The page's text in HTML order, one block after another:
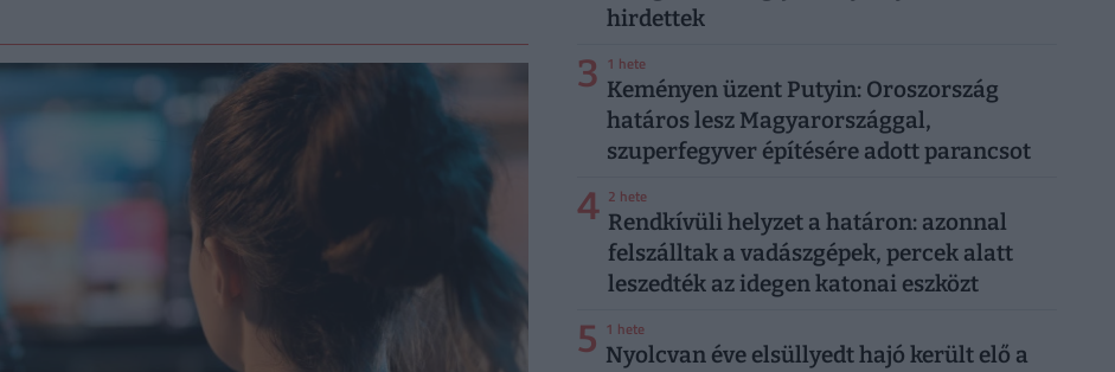
hirdettek
3 1 hete
Keményen üzent Putyin: Oroszország
határos lesz Magyarországgal,
szuperfegyver építésére adott parancsot
4 2 hete
Rendkívüli helyzet a határon: azonnal
felszálltak a vadászgépek, percek alatt
leszedték az idegen katonai eszközt
5 1 hete
Nyolcvan éve elsüllyedt hajó került elő a